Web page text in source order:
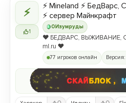
⚡
1
0 Изумруды
⚡ Mineland ⚡
⚡ сервер Майнкрафт
❤️ БЕДВАРС, ВЫЖИВАНИЕ,
ml.ru ❤️
77 игроков онлайн